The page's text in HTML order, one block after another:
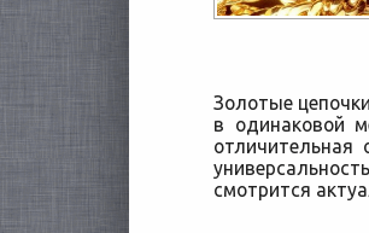
Золотые
в одинаковой
отличительная
смотрится